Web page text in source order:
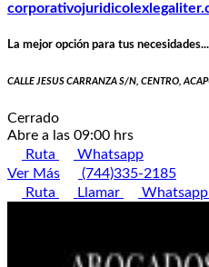
La mejor opción para tus necesidades...
CALLE JESUS CARRANZA S/N, CENTRO,
Cerrado
Abre a las 09:00 hrs
Ruta
Whatsapp
Ver Más
(744)335-2185
Ruta
Llamar Whatsapp